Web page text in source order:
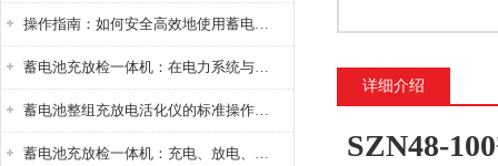
操作指南：如何安全高效地使用蓄电池智能活化仪？
蓄电池充放检一体机：在电力系统与储能设备中的创新应用，确保蓄电池性能与可靠性
蓄电池整组充放电活化仪的标准操作流程：从接线设置到充放电参数设定的安全规范
蓄电池充放检一体机：充电、放电、检测三功能集成设备
详细介绍
SZN48-